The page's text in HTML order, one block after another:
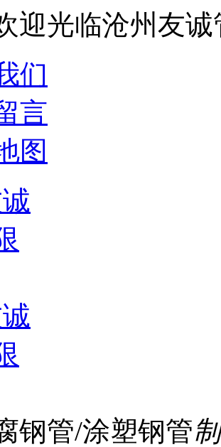
迎光临沧州友
们
言
图
钢管/涂塑钢管